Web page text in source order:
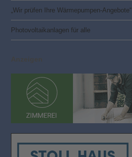
„Wir prüfen Ihre Wärmepumpen-Angebote“
Photovoltaik­­anlagen für alle